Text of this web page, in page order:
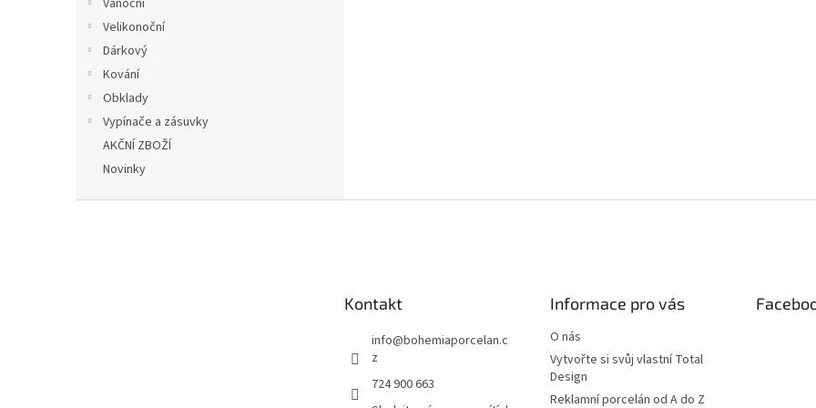
Vánoční
Velikonoční
Dárkový
Kování
Obklady
Vypínače a zásuvky
AKČNÍ ZBOŽÍ
Novinky
Kontakt
info@bohemiaporcelan.c
z
724 900 663
Informace pro vás
O nás
Vytvořte si svůj vlastní Total
Design
Reklamní porcelán od A do Z